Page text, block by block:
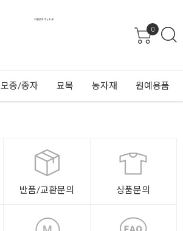
0
모종/종자 묘목 농자재 원예용품
반품/교환문의 상품문의